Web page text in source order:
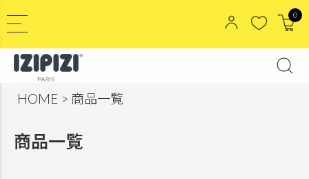
0
HOME 商品一覧
商品一覧